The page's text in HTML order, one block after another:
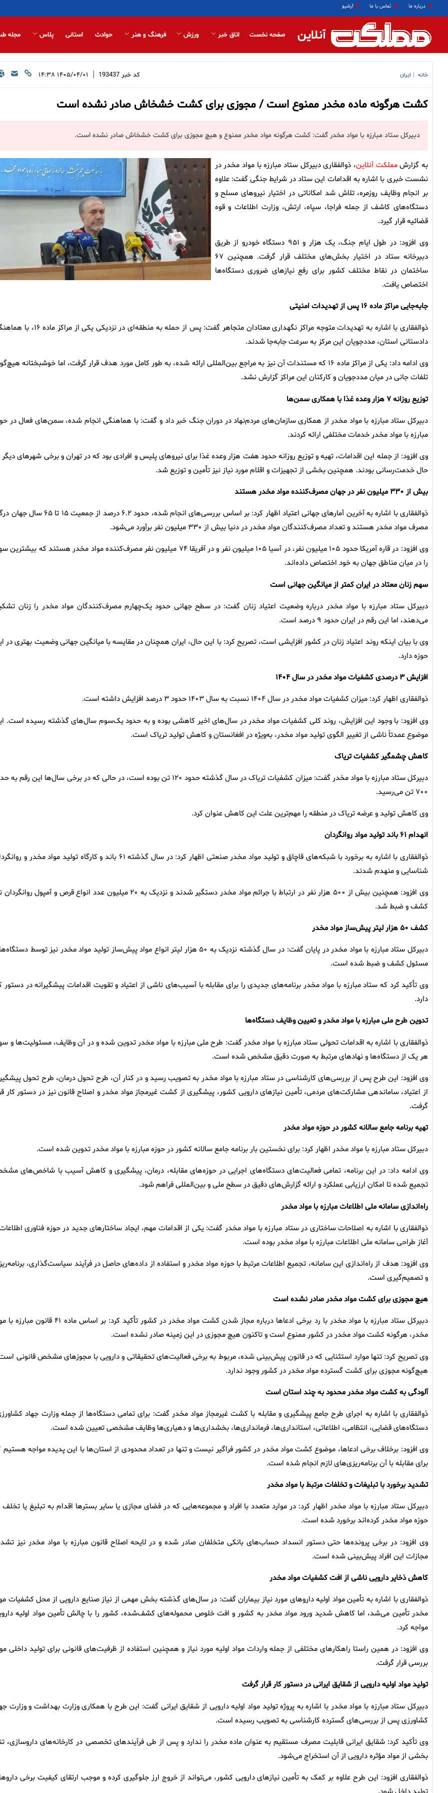
درباره ما تماس با ما آرشیو
آنلاین صفحه نخست اتاق خبر ورزش فرهنگ و هنر حوادث استانی پلاس مجله
خانه ایران کد خبر 193437
| ۱۴۰۵/۰۴/۰۱ ۱۴:۳۸
کشت هرگونه ماده مخدر ممنوع است / مجوزی برای کشت خشخاش صادر نشده است
دبیرکل ستاد مبارزه با مواد مخدر گفت: کشت هرگونه مواد مخدر ممنوع و هیچ مجوزی برای کشت خشخاش صادر نشده است.
به گزارشمملکت آنلاین، ذوالفقاری دبیرکل ستاد مبارزه با مواد مخدر در
نشست خبری با اشاره به اقدامات این ستاد در شرایط جنگی گفت: علاوه
بر انجام وظایف روزمره، تلاش شد امکاناتی در اختیار نیرو‌های مسلح و
دستگاه‌های کاشف از جمله فراجا، سپاه، ارتش، وزارت اطلاعات و قوه
قضائیه قرار گیرد.
وی افزود: در طول ایام جنگ، یک هزار و ۹۵۱ دستگاه خودرو از طریق
دبیرخانه ستاد در اختیار بخش‌های مختلف قرار گرفت. همچنین ۶۷
ساختمان در نقاط مختلف کشور برای رفع نیاز‌های ضروری دستگاه‌ها
اختصاص یافت.
جابه‌جایی مراکز ماده ۱۶ پس از تهدیدات امنیتی
ذوالفقاری با اشاره به تهدیدات متوجه مراکز نگهداری معتادان متجاهر گفت: پس از حمله به منطقه‌ای در نزدیکی یکی
دادستانی استان، مددجویان این مرکز به سرعت جابه‌جا شدند.
وی ادامه داد: یکی از مراکز ماده ۱۶ که مستندات آن نیز به مراجع بین‌المللی ارائه شده، به طور کامل مورد هدف قرار گرفت، اما خوشبختانه
تلفات جانی در میان مددجویان و کارکنان این مراکز گزارش نشد.
توزیع روزانه ۷ هزار وعده غذا با همکاری سمن‌ها
دبیرکل ستاد مبارزه با مواد مخدر از همکاری سازمان‌های مردم‌نهاد در دوران جنگ خبر داد و گفت: با هماهنگی انجام شده، سمن‌های فعال در
مبارزه با مواد مخدر خدمات مختلفی ارائه کردند.
وی افزود: از جمله این اقدامات، تهیه و توزیع روزانه حدود هفت هزار وعده غذا برای نیرو‌های پلیس و افرادی بود که در تهران و برخی شهر‌های دیگر
حال خدمت‌رسانی بودند. همچنین بخشی از تجهیزات و اقلام مورد نیاز نیز تأمین و توزیع شد.
بیش از ۳۳۰ میلیون نفر در جهان مصرف‌کننده مواد مخدر هستند
ذوالفقاری با اشاره به آخرین آمار‌های جهانی اعتیاد اظهار کرد: بر اساس بررسی‌های انجام شده، حدود ۶.۲ درصد از جمعیت
مصرف مواد مخدر هستند و تعداد مصرف‌کنندگان مواد مخدر در دنیا بیش از ۳۳۰ میلیون نفر برآورد می‌شود.
وی افزود: در قاره آمریکا حدود ۱۰۵ میلیون نفر، در آسیا ۱۰۵ میلیون نفر و در آفریقا ۷۴ میلیون نفر مصرف‌کننده مواد مخدر هستند که
را در میان مناطق جهان به خود اختصاص داده‌اند.
سهم زنان معتاد در ایران کمتر از میانگین جهانی است
دبیرکل ستاد مبارزه با مواد مخدر درباره وضعیت اعتیاد زنان گفت: در سطح جهانی حدود یک‌چهارم مصرف‌کنندگان مواد مخدر را زنان
می‌دهند، اما این رقم در ایران حدود ۹ درصد است.
وی با بیان اینکه روند اعتیاد زنان در کشور افزایشی است، تصریح کرد: با این حال، ایران همچنان در مقایسه با میانگین جهانی وضعیت بهتری در
حوزه دارد.
افزایش ۳ درصدی کشفیات مواد مخدر در سال ۱۴۰۴
ذوالفقاری اظهار کرد: میزان کشفیات مواد مخدر در سال ۱۴۰۴ نسبت به سال ۱۴۰۳ حدود ۳ درصد افزایش داشته است.
وی افزود: با وجود این افزایش، روند کلی کشفیات مواد مخدر در سال‌های اخیر کاهشی بوده و به حدود یک‌سوم سال‌های گذشته رسیده است.
موضوع عمدتاً ناشی از تغییر الگوی تولید مواد مخدر، به‌ویژه در افغانستان و کاهش تولید تریاک است.
کاهش چشمگیر کشفیات تریاک
دبیرکل ستاد مبارزه با مواد مخدر گفت: میزان کشفیات تریاک در سال گذشته حدود ۱۲۰ تن بوده است، در حالی که در برخی سال‌ها این رقم
۷۰۰ تن می‌رسید.
وی کاهش تولید و عرضه تریاک در منطقه را مهم‌ترین علت این کاهش عنوان کرد.
انهدام ۶۱ باند تولید مواد روانگردان
ذوالفقاری با اشاره به برخورد با شبکه‌های قاچاق و تولید مواد مخدر صنعتی اظهار کرد: در سال گذشته ۶۱ باند و کارگاه تولید مواد مخدر و
شناسایی و منهدم شدند.
وی افزود: همچنین بیش از ۵۰۰ هزار نفر در ارتباط با جرائم مواد مخدر دستگیر شدند و نزدیک به ۲۰ میلیون عدد انواع قرص و آمپول
کشف و ضبط شد.
کشف ۵۰ هزار لیتر پیش‌ساز مواد مخدر
دبیرکل ستاد مبارزه با مواد مخدر در پایان گفت: در سال گذشته نزدیک به ۵۰ هزار لیتر انواع مواد پیش‌ساز تولید مواد مخدر نیز توسط
مسئول کشف و ضبط شده است.
وی تأکید کرد که ستاد مبارزه با مواد مخدر برنامه‌های جدیدی را برای مقابله با آسیب‌های ناشی از اعتیاد و تقویت اقدامات پیشگیرانه در دستور
دارد.
تدوین طرح ملی مبارزه با مواد مخدر و تعیین وظایف دستگاه‌ها
ذوالفقاری با اشاره به اقدامات تحولی ستاد مبارزه با مواد مخدر گفت: طرح ملی مبارزه با مواد مخدر تدوین شده و در آن وظایف، مسئولیت‌ها و
هر یک از دستگاه‌ها و نهادهای مرتبط به صورت دقیق مشخص شده است.
وی افزود: این طرح پس از بررسی‌های کارشناسی در ستاد مبارزه با مواد مخدر به تصویب رسید و در کنار آن، طرح تحول درمان، طرح تحول
از اعتیاد، ساماندهی مشارکت‌های مردمی، تأمین نیازهای دارویی کشور، پیشگیری از کشت غیرمجاز مواد مخدر و اصلاح قانون نیز در دستور کار
گرفت.
تهیه برنامه جامع سالانه کشور در حوزه مواد مخدر
دبیرکل ستاد مبارزه با مواد مخدر اظهار کرد: برای نخستین بار برنامه جامع سالانه کشور در حوزه مبارزه با مواد مخدر تدوین شده است.
وی ادامه داد: در این برنامه، تمامی فعالیت‌های دستگاه‌های اجرایی در حوزه‌های مقابله، درمان، پیشگیری و کاهش آسیب با شاخص‌های
تجمیع شده تا امکان ارزیابی عملکرد و ارائه گزارش‌های دقیق در سطح ملی و بین‌المللی فراهم شود.
راه‌اندازی سامانه ملی اطلاعات مبارزه با مواد مخدر
ذوالفقاری با اشاره به اصلاحات ساختاری در ستاد مبارزه با مواد مخدر گفت: یکی از اقدامات مهم، ایجاد ساختارهای جدید در حوزه فناوری
آغاز طراحی سامانه ملی اطلاعات مبارزه با مواد مخدر بوده است.
وی افزود: هدف از راه‌اندازی این سامانه، تجمیع اطلاعات مرتبط با حوزه مواد مخدر و استفاده از داده‌های حاصل در فرآیند سیاست‌گذاری،
و تصمیم‌گیری است.
هیچ مجوزی برای کشت مواد مخدر صادر نشده است
دبیرکل ستاد مبارزه با مواد مخدر با رد برخی ادعاها درباره مجاز شدن کشت مواد مخدر در کشور تأکید کرد: بر اساس ماده ۴۱
مخدر، هرگونه کشت مواد مخدر در کشور ممنوع است و تاکنون هیچ مجوزی در این زمینه صادر نشده است.
وی تصریح کرد: تنها موارد استثنایی که در قانون پیش‌بینی شده، مربوط به برخی فعالیت‌های تحقیقاتی و دارویی با مجوزهای مشخص قانونی
هیچ‌گونه مجوزی برای کشت گسترده مواد مخدر در کشور وجود ندارد.
آلودگی به کشت مواد مخدر محدود به چند استان است
ذوالفقاری با اشاره به اجرای طرح جامع پیشگیری و مقابله با کشت غیرمجاز مواد مخدر گفت: برای تمامی دستگاه‌ها از جمله وزارت جهاد
دستگاه‌های قضایی، انتظامی، اطلاعاتی، استانداری‌ها، فرمانداری‌ها، بخشداری‌ها و دهیاری‌ها وظایف مشخصی تعیین شده است.
وی افزود: برخلاف برخی ادعاها، موضوع کشت مواد مخدر در کشور فراگیر نیست و تنها در تعداد محدودی از استان‌ها با این پدیده مواجه هستیم
برای مقابله با آن برنامه‌ریزی‌های لازم انجام شده است.
تشدید برخورد با تبلیغات و تخلفات مرتبط با مواد مخدر
دبیرکل ستاد مبارزه با مواد مخدر اظهار کرد: در موارد متعدد با افراد و مجموعه‌هایی که در فضای مجازی یا سایر بستر‌ها اقدام به تبلیغ یا تخلف
حوزه مواد مخدر کرده‌اند برخورد شده است.
وی افزود: در برخی پرونده‌ها حتی دستور انسداد حساب‌های بانکی متخلفان صادر شده و در لایحه اصلاح قانون مبارزه با مواد مخدر نیز
مجازات این افراد پیش‌بینی شده است.
کاهش ذخایر دارویی ناشی از افت کشفیات مواد مخدر
ذوالفقاری با اشاره به تأمین مواد اولیه دارو‌های مورد نیاز بیماران گفت: در سال‌های گذشته بخش مهمی از نیاز صنایع دارویی از محل کشفیات
مخدر تأمین می‌شد، اما کاهش شدید ورود مواد مخدر به کشور و افت خلوص محموله‌های کشف‌شده، کشور را با چالش تأمین مواد اولیه
مواجه کرد.
وی افزود: در همین راستا راهکار‌های مختلفی از جمله واردات مواد اولیه مورد نیاز و همچنین استفاده از ظرفیت‌های قانونی برای تولید داخلی
بررسی قرار گرفت.
تولید مواد اولیه دارویی از شقایق ایرانی در دستور کار قرار گرفت
دبیرکل ستاد مبارزه با مواد مخدر با اشاره به پروژه تولید مواد اولیه دارویی از شقایق ایرانی گفت: این طرح با همکاری وزارت بهداشت و وزارت
کشاورزی پس از بررسی‌های گسترده کارشناسی به تصویب رسیده است.
وی تأکید کرد: شقایق ایرانی قابلیت مصرف مستقیم به عنوان ماده مخدر را ندارد و پس از طی فرآیند‌های تخصصی در کارخانه‌های داروسازی،
بخشی از مواد مؤثره دارویی از آن استخراج می‌شود.
ذوالفقاری افزود: این طرح علاوه بر کمک به تأمین نیاز‌های دارویی کشور، می‌تواند از خروج ارز جلوگیری کرده و موجب ارتقای کیفیت برخی